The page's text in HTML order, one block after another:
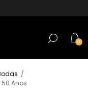
0
/
Anos